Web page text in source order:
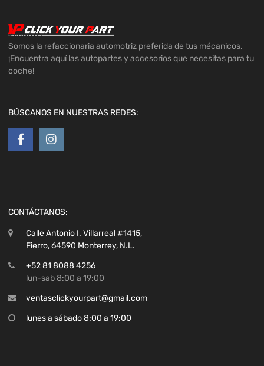
Somos la refaccionaria automotriz preferida de tus mécanicos.
¡Encuentra aquí las autopartes y accesorios que necesitas para tu
coche!
BÚSCANOS EN NUESTRAS REDES:
CONTÁCTANOS:
Calle Antonio I. Villarreal #1415,
Fierro, 64590 Monterrey, N.L.
+52 81 8088 4256
lun-sab 8:00 a 19:00
ventasclickyourpart@gmail.com
lunes a sábado 8:00 a 19:00